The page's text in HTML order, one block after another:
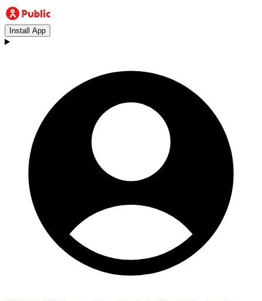
Install App